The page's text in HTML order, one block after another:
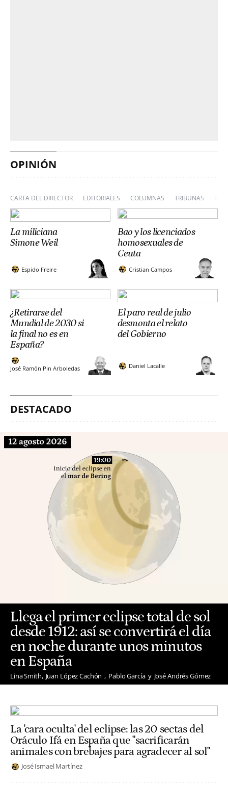
OPINIÓN
CARTA DEL DIRECTOR EDITORIALES COLUMNAS TRIBUNAS
La miliciana
Simone Weil
Espido Freire
Bao y los licenciados
homosexuales de
Ceuta
Cristian Campos
¿Retirarse del
Mundial de 2030 si
la final no es en
España?
José Ramón Pin Arboledas
El paro real de julio
desmonta el relato
del Gobierno
Daniel Lacalle
DESTACADO
Llega el primer eclipse total de sol
desde 1912: así se convertirá el día
en noche durante unos minutos
en España
Lina Smith Juan López Cachón Pablo García José Andrés Gómez
La 'cara oculta' del eclipse: las 20 sectas del
Oráculo Ifá en España que "sacrificarán
animales con brebajes para agradecer al sol"
José Ismael Martínez